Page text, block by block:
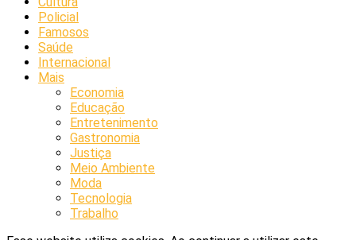
Policial
Famosos
Saúde
Internacional
Mais
Economia
Educação
Entretenimento
Gastronomia
Justiça
Meio Ambiente
Moda
Tecnologia
Trabalho